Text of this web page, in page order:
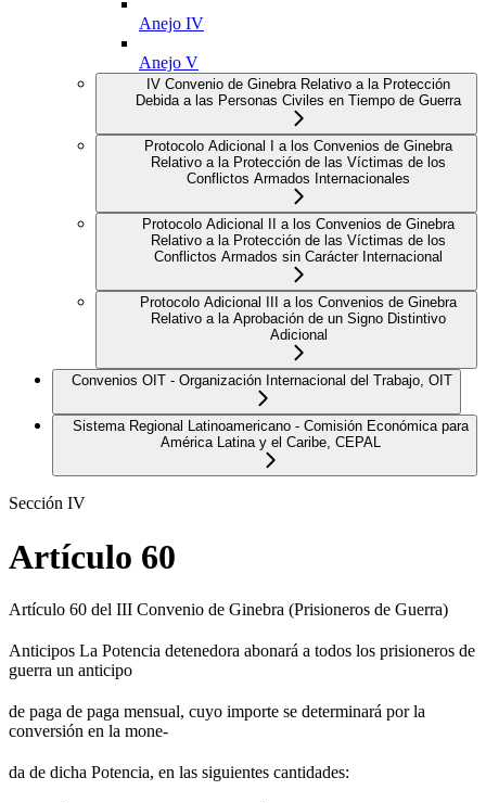
Anejo IV
Anejo V
IV Convenio de Ginebra Relativo a la Protección
Debida a las Personas Civiles en Tiempo de Guerra
Protocolo Adicional I a los Convenios de Ginebra
Relativo a la Protección de las Víctimas de los
Conflictos Armados Internacionales
Protocolo Adicional II a los Convenios de Ginebra
Relativo a la Protección de las Víctimas de los
Conflictos Armados sin Carácter Internacional
Protocolo Adicional III a los Convenios de Ginebra
Relativo a la Aprobación de un Signo Distintivo
Adicional
Convenios OIT - Organización Internacional del Trabajo, OIT
Sistema Regional Latinoamericano - Comisión Económica para
América Latina y el Caribe, CEPAL
Sección IV
Artículo 60
Artículo 60 del III Convenio de Ginebra (Prisioneros de Guerra)
Anticipos La Potencia detenedora abonará a todos los prisioneros de
guerra un anticipo
de paga de paga mensual, cuyo importe se determinará por la
conversión en la mone-
da de dicha Potencia, en las siguientes cantidades: